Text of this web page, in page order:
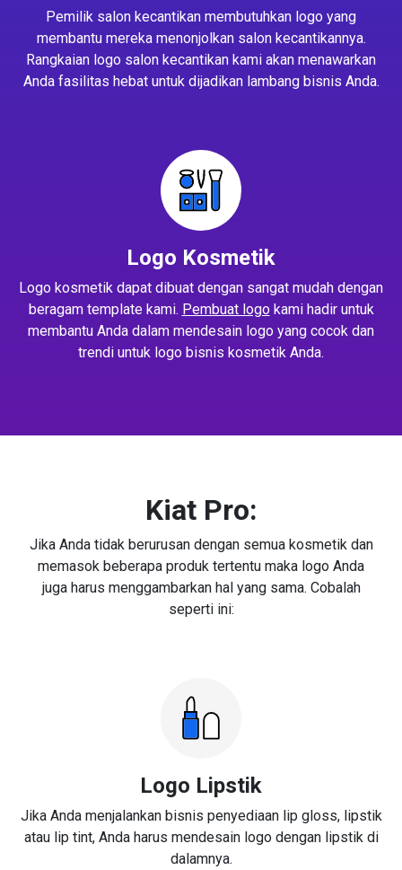
Pemilik salon kecantikan membutuhkan logo yang
membantu mereka menonjolkan salon kecantikannya.
Rangkaian logo salon kecantikan kami akan menawarkan
Anda fasilitas hebat untuk dijadikan lambang bisnis Anda.
Logo Kosmetik
Logo kosmetik dapat dibuat dengan sangat mudah dengan
beragam template kami. Pembuat logokami hadir untuk
membantu Anda dalam mendesain logo yang cocok dan
trendi untuk logo bisnis kosmetik Anda.
Kiat Pro:
Jika Anda tidak berurusan dengan semua kosmetik dan
memasok beberapa produk tertentu maka logo Anda
juga harus menggambarkan hal yang sama. Cobalah
seperti ini:
Logo Lipstik
Jika Anda menjalankan bisnis penyediaan lip gloss, lipstik
atau lip tint, Anda harus mendesain logo dengan lipstik di
dalamnya.